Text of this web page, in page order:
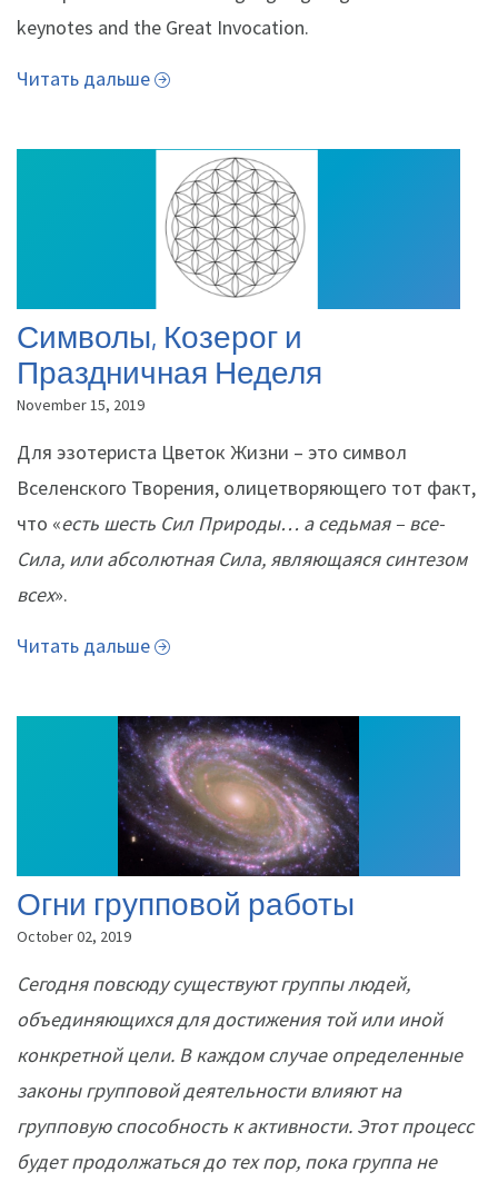
keynotes and the Great Invocation.
Читать дальше
Символы, Козерог и
Праздничная Неделя
November 15, 2019
Для эзотериста Цветок Жизни – это символ
Вселенского Творения, олицетворяющего тот факт,
что «есть шесть Сил Природы… а седьмая – все-
Сила, или абсолютная Сила, являющаяся синтезом
всех».
Читать дальше
Огни групповой работы
October 02, 2019
Сегодня повсюду существуют группы людей,
объединяющихся для достижения той или иной
конкретной цели. В каждом случае определенные
законы групповой деятельности влияют на
групповую способность к активности. Этот процесс
будет продолжаться до тех пор, пока группа не